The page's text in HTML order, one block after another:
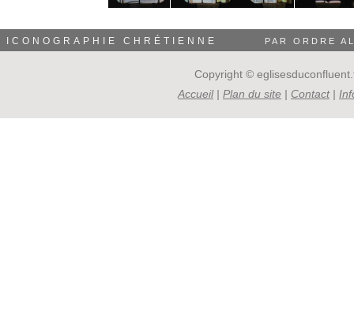
ICONOGRAPHIE CHRÉTIENNE PAR ORDRE
Copyright ©
Accueil| Plan du site | Contact|